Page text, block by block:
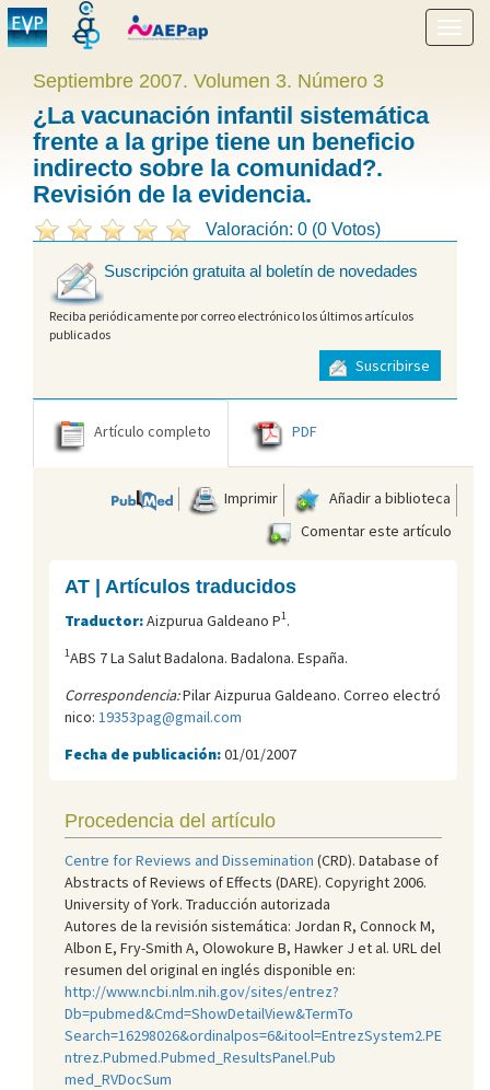
menú
Septiembre 2007. Volumen 3. Número 3
¿La vacunación infantil sistemática
frente a la gripe tiene un beneficio
indirecto sobre la comunidad?.
Revisión de la evidencia.
Valoración: 0 (0 Votos)
Suscripción gratuita al boletín de novedades
Reciba periódicamente por correo electrónico los últimos artículos
publicados
Suscribirse
Artículo completo PDF
Imprimir
Añadir a biblioteca
Comentar este artículo
AT | Artículos traducidos
Traductor:Aizpurua Galdeano P1.
1ABS 7 La Salut Badalona. Badalona. España.
Correspondencia:Pilar Aizpurua Galdeano. Correo electró
nico: 19353pag@gmail.com
Fecha de publicación:01/01/2007
Procedencia del artículo
Centre for Reviews and Dissemination (CRD). Database of
Abstracts of Reviews of Effects (DARE). Copyright 2006.
University of York. Traducción autorizada
Autores de la revisión sistemática: Jordan R, Connock M,
Albon E, Fry-Smith A, Olowokure B, Hawker J et al. URL del
resumen del original en inglés disponible en:
http://www.ncbi.nlm.nih.gov/sites/entrez?
Db=pubmed&Cmd=ShowDetailView&TermTo
Search=16298026&ordinalpos=6&itool=EntrezSystem2.PE
ntrez.Pubmed.Pubmed_ResultsPanel.Pub
med_RVDocSum